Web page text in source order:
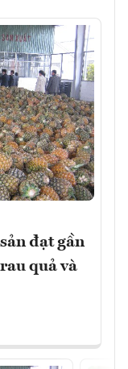
đạt gần
quả và